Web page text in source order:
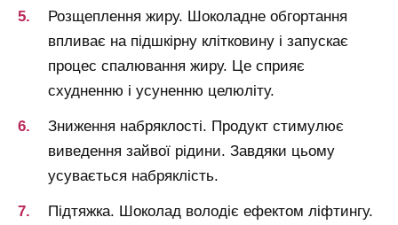
Розщеплення жиру. Шоколадне обгортання
впливає на підшкірну клітковину і запускає
процес спалювання жиру. Це сприяє
схудненню і усуненню целюліту.
Зниження набряклості. Продукт стимулює
виведення зайвої рідини. Завдяки цьому
усувається набряклість.
Підтяжка. Шоколад володіє ефектом ліфтингу.